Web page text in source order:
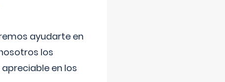
ayudarte en
los
en los